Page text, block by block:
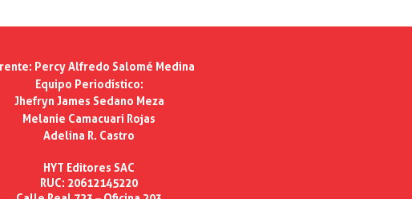
Percy Alfredo Salomé Medina
Equipo Periodístico:
Jhefryn James Sedano Meza
Melanie Camacuari Rojas
Adelina R. Castro
HYT Editores SAC
RUC: 20612145220